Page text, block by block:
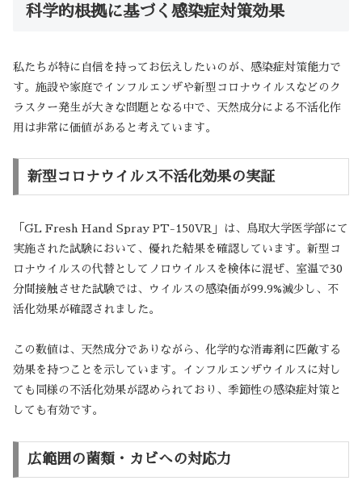
科学的根拠に基づく感染症対策効果
私たちが特に自信を持ってお伝えしたいのが、感染症対策能力で
す。施設や家庭でインフルエンザや新型コロナウイルスなどのク
ラスター発生が大きな問題となる中で、天然成分による不活化作
用は非常に価値があると考えています。
新型コロナウイルス不活化効果の実証
「GL Fresh Hand Spray PT-150VR」は、鳥取大学医学部にて
実施された試験において、優れた結果を確認しています。新型コ
ロナウイルスの代替としてノロウイルスを検体に混ぜ、室温で30
分間接触させた試験では、ウイルスの感染価が99.9%減少し、不
活化効果が確認されました。
この数値は、天然成分でありながら、化学的な消毒剤に匹敵する
効果を持つことを示しています。インフルエンザウイルスに対し
ても同様の不活化効果が認められており、季節性の感染症対策と
しても有効です。
広範囲の菌類・カビへの対応力